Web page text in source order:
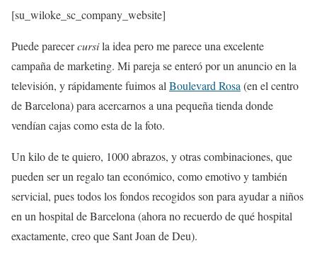
[su_wiloke_sc_company_website]
Puede parecercursila idea pero me parece una excelente
campaña de marketing. Mi pareja se enteró por un anuncio en la
televisión, y rápidamente fuimos al Boulevard Rosa (en el centro
de Barcelona) para acercarnos a una pequeña tienda donde
vendían cajas como esta de la foto.
Un kilo de te quiero, 1000 abrazos, y otras combinaciones, que
pueden ser un regalo tan económico, como emotivo y también
servicial, pues todos los fondos recogidos son para ayudar a niños
en un hospital de Barcelona (ahora no recuerdo de qué hospital
exactamente, creo que Sant Joan de Deu).